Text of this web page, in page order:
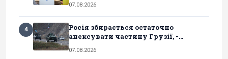
07.08.2026
4
Росія збирається остаточно
анексувати частину Грузії, -...
07.08.2026